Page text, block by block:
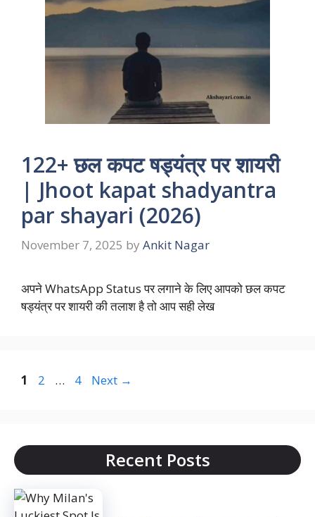
122+ छल कपट षड्यंत्र पर शायरी
| Jhoot kapat shadyantra
par shayari (2026)
November 7, 2025 by Ankit Nagar
अपने WhatsApp Status पर लगाने के लिए आपको छल कपट
षड्यंत्र पर शायरी की तलाश है तो आप सही लेख
Page
1 Page
2 … Page
4 Next →
Recent Posts